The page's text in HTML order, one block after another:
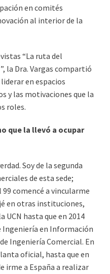
en comités
al interior de la
“La ruta del
la Dra. Vargas compartió
en espacios
y las motivaciones que la
roles.
que la llevó a ocupar
Soy de la segunda
de esta sede;
99 comencé a vincularme
en otras instituciones,
hasta que en 2014
Ingeniería en Información
Ingeniería Comercial. En
oficial, hasta que en
irme a España a realizar